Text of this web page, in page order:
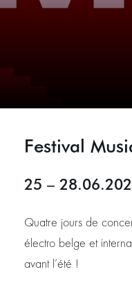
Festival
25 –
Quatre jours de
électro belge et
avant l’été !